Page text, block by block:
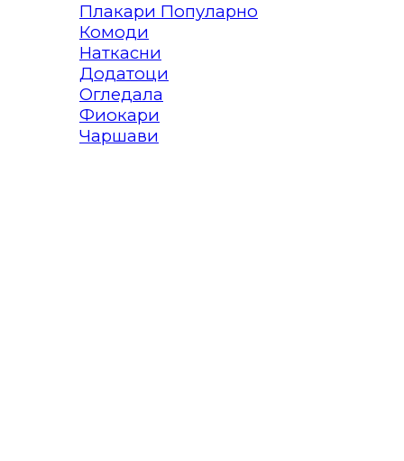
Плакари
Комоди
Наткасни
Додатоци
Огледала
Фиокари
Чаршави